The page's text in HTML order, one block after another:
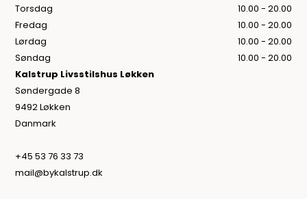
Torsdag
10.00 - 20.00
Fredag
10.00 - 20.00
Lørdag
10.00 - 20.00
Søndag
10.00 - 20.00
Kalstrup Livsstilshus Løkken
Søndergade 8
9492 Løkken
Danmark
+45 53 76 33 73
mail@bykalstrup.dk